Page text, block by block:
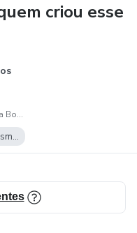
criou esse
Priscila De Oliveira Borges
Empreendedorismo Digital